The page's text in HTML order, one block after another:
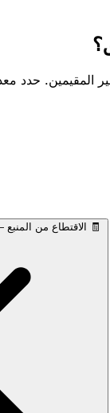
المقيمين.
🧾 الاقتطاع من